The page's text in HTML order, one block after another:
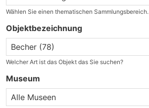
Wählen Sie einen thematischen Sammlungsbereich.
Objektbezeichnung
Welcher Art ist das Objekt das Sie suchen?
Museum